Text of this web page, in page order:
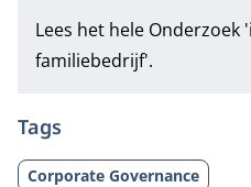
Lees het hele Onderzoek
familiebedrijf'.
Tags
Corporate Governance